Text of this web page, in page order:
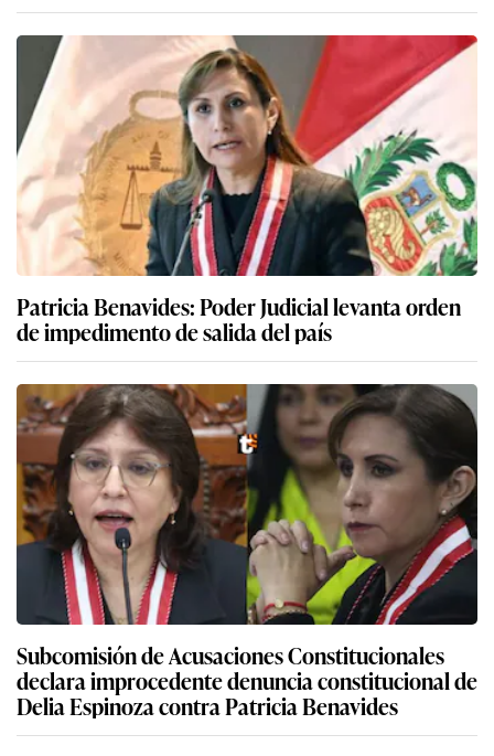
Patricia Benavides: Poder Judicial levanta orden
de impedimento de salida del país
Subcomisión de Acusaciones Constitucionales
declara improcedente denuncia constitucional de
Delia Espinoza contra Patricia Benavides